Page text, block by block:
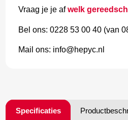
Vraag je je afwelk
Bel ons: 0228 53 00 40 (van
Mail ons: info@hepyc.nl
Specificaties